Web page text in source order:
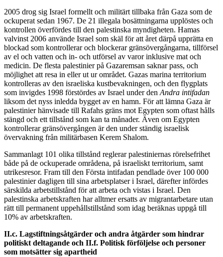
2005 drog sig Israel formellt och militärt tillbaka från Gaza som de
ockuperat sedan 1967. De 21 illegala bosättningarna upplöstes och
kontrollen överfördes till den palestinska myndigheten. Hamas
valvinst 2006 använde Israel som skäl för att året därpå upprätta en
blockad som kontrollerar och blockerar gränsövergångarna, tillförsel
av el och vatten och in- och utförsel av varor inklusive mat och
medicin. De flesta palestinier på Gazaremsan saknar pass, och
möjlighet att resa in eller ut ur området. Gazas marina territorium
kontrolleras av den israeliska kustbevakningen, och den flygplats
som invigdes 1998 förstördes av Israel under den Andra intifadan
liksom det nyss inledda bygget av en hamn. För att lämna Gaza är
palestinier hänvisade till Rafahs gräns mot Egypten som oftast hålls
stängd och ett tillstånd som kan ta månader. Även om Egypten
kontrollerar gränsövergången är den under ständig israelisk
övervakning från militärbasen Kerem Shalom.
Sammanlagt 101 olika tillstånd reglerar palestiniernas rörelsefrihet
både på de ockuperade områdena, på israeliskt territorium, samt
utrikesresor. Fram till den Första intifadan pendlade över 100 000
palestinier dagligen till sina arbetsplatser i Israel, därefter infördes
särskilda arbetstillstånd för att arbeta och vistas i Israel. Den
palestinska arbetskraften har alltmer ersatts av migrantarbetare utan
rätt till permanent uppehållstillstånd som idag beräknas uppgå till
10% av arbetskraften.
II.c. Lagstiftningsåtgärder och andra åtgärder som hindrar
politiskt deltagande och II.f. Politisk förföljelse och personer
som motsätter sig apartheid